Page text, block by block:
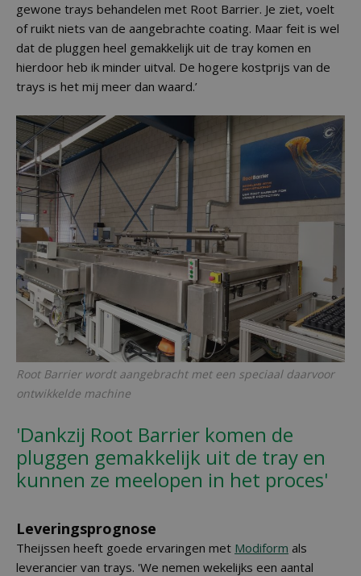
gewone trays behandelen met Root Barrier. Je ziet, voelt
of ruikt niets van de aangebrachte coating. Maar feit is wel
dat de pluggen heel gemakkelijk uit de tray komen en
hierdoor heb ik minder uitval. De hogere kostprijs van de
trays is het mij meer dan waard.’
Root Barrier wordt aangebracht met een speciaal daarvoor
ontwikkelde machine
'Dankzij Root Barrier komen de
pluggen gemakkelijk uit de tray en
kunnen ze meelopen in het proces'
Leveringsprognose
Theijssen heeft goede ervaringen met Modiform als
leverancier van trays. 'We nemen wekelijks een aantal